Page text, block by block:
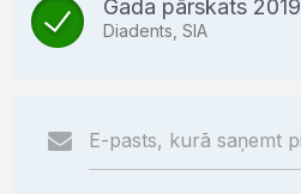
Gada pārskats 2019
Diadents, SIA